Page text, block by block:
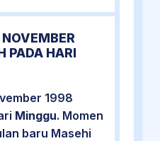
PADA HARI
1998
Minggu. Momen
baru Masehi